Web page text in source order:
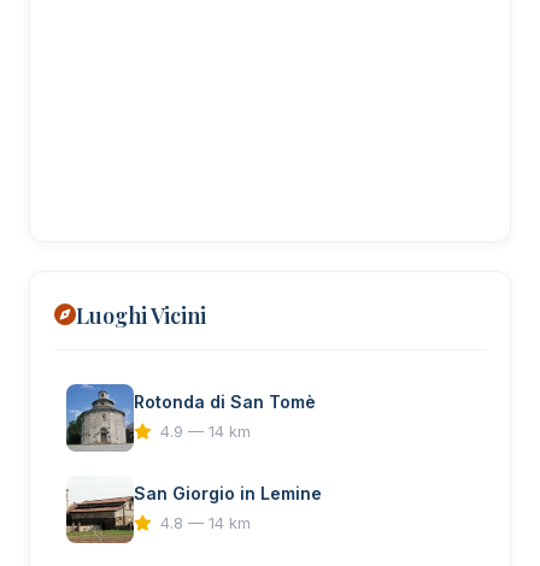
Luoghi Vicini
Rotonda di San Tomè
4.9 — 14 km
San Giorgio in Lemine
4.8 — 14 km